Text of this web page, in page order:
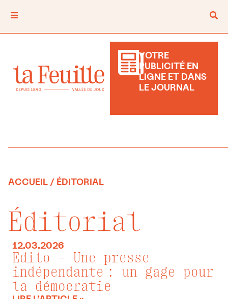
VOTRE
PUBLICITÉ EN
LIGNE ET DANS
LE JOURNAL
ACCUEIL / ÉDITORIAL
Éditorial
12.03.2026
Edito – Une presse
indépendante : un gage pour
la démocratie